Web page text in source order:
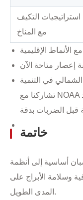
استراتيجيات التكيف
مع المناخ
الأنماط الإقليمية
إعصار متاحة الآن
في التنمية
تشاركنا مع NOAA لاختبار تكنولوجيا التنبؤ في أوكلاهوما. لقد
خاتمة
أساسية إلى أنظمة
وسلامة الأبراج على
المدى الطويل.